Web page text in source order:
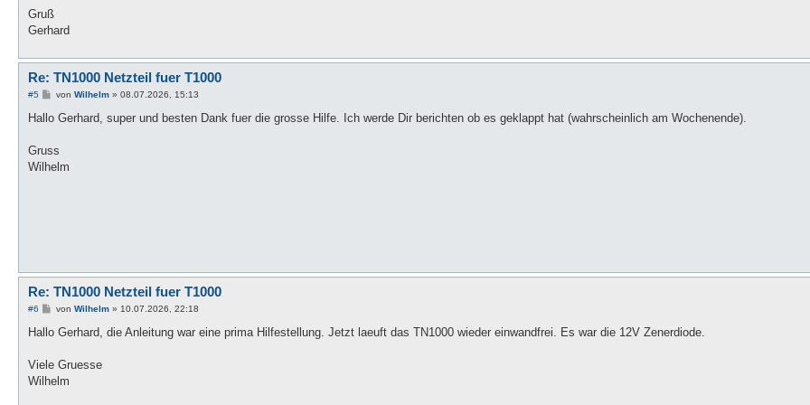
Gruß
Gerhard
Re: TN1000 Netzteil fuer T1000
#5
B
i
a
von Wilhelm» 08.07.2026, 15:13
Hallo Gerhard, super und besten Dank fuer die grosse Hilfe. Ich werde Dir berichten ob es geklappt hat (wahrscheinlich am Wochenende).
Gruss
Wilhelm
Re: TN1000 Netzteil fuer T1000
#6
B
i
a
von Wilhelm» 10.07.2026, 22:18
Hallo Gerhard, die Anleitung war eine prima Hilfestellung. Jetzt laeuft das TN1000 wieder einwandfrei. Es war die 12V Zenerdiode.
Viele Gruesse
Wilhelm